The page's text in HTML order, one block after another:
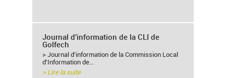
Journal d'information de la CLI de
Golfech
> Journal d'information de la Commission Local
d'Information de…
> Lire la suite